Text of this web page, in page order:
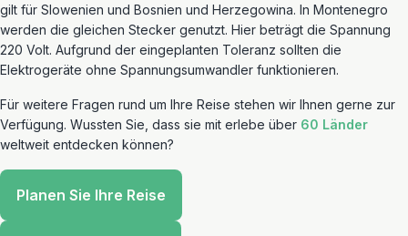
gilt für Slowenien und Bosnien und Herzegowina. In Montenegro
werden die gleichen Stecker genutzt. Hier beträgt die Spannung
220 Volt. Aufgrund der eingeplanten Toleranz sollten die
Elektrogeräte ohne Spannungsumwandler funktionieren.
Für weitere Fragen rund um Ihre Reise stehen wir Ihnen gerne zur
Verfügung. Wussten Sie, dass sie mit erlebe über 60 Länder
weltweit entdecken können?
Planen Sie Ihre Reise